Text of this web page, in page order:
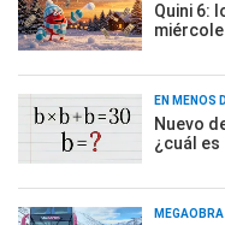
Quini 6:
EN MENOS
Nuevo
¿cuál es